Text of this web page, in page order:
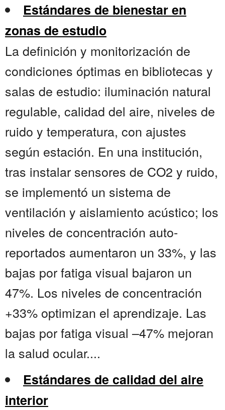
Estándares de bienestar en
zonas de estudio
La definición y monitorización de
condiciones óptimas en bibliotecas y
salas de estudio: iluminación natural
regulable, calidad del aire, niveles de
ruido y temperatura, con ajustes
según estación. En una institución,
tras instalar sensores de CO2 y ruido,
se implementó un sistema de
ventilación y aislamiento acústico; los
niveles de concentración auto-
reportados aumentaron un 33%, y las
bajas por fatiga visual bajaron un
47%. Los niveles de concentración
+33% optimizan el aprendizaje. Las
bajas por fatiga visual –47% mejoran
la salud ocular....
Estándares de calidad del aire
interior